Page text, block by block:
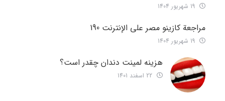
مراجعة كازينو مصر على الإنترنت 190
هزینه لمینت دندان چقدر است؟